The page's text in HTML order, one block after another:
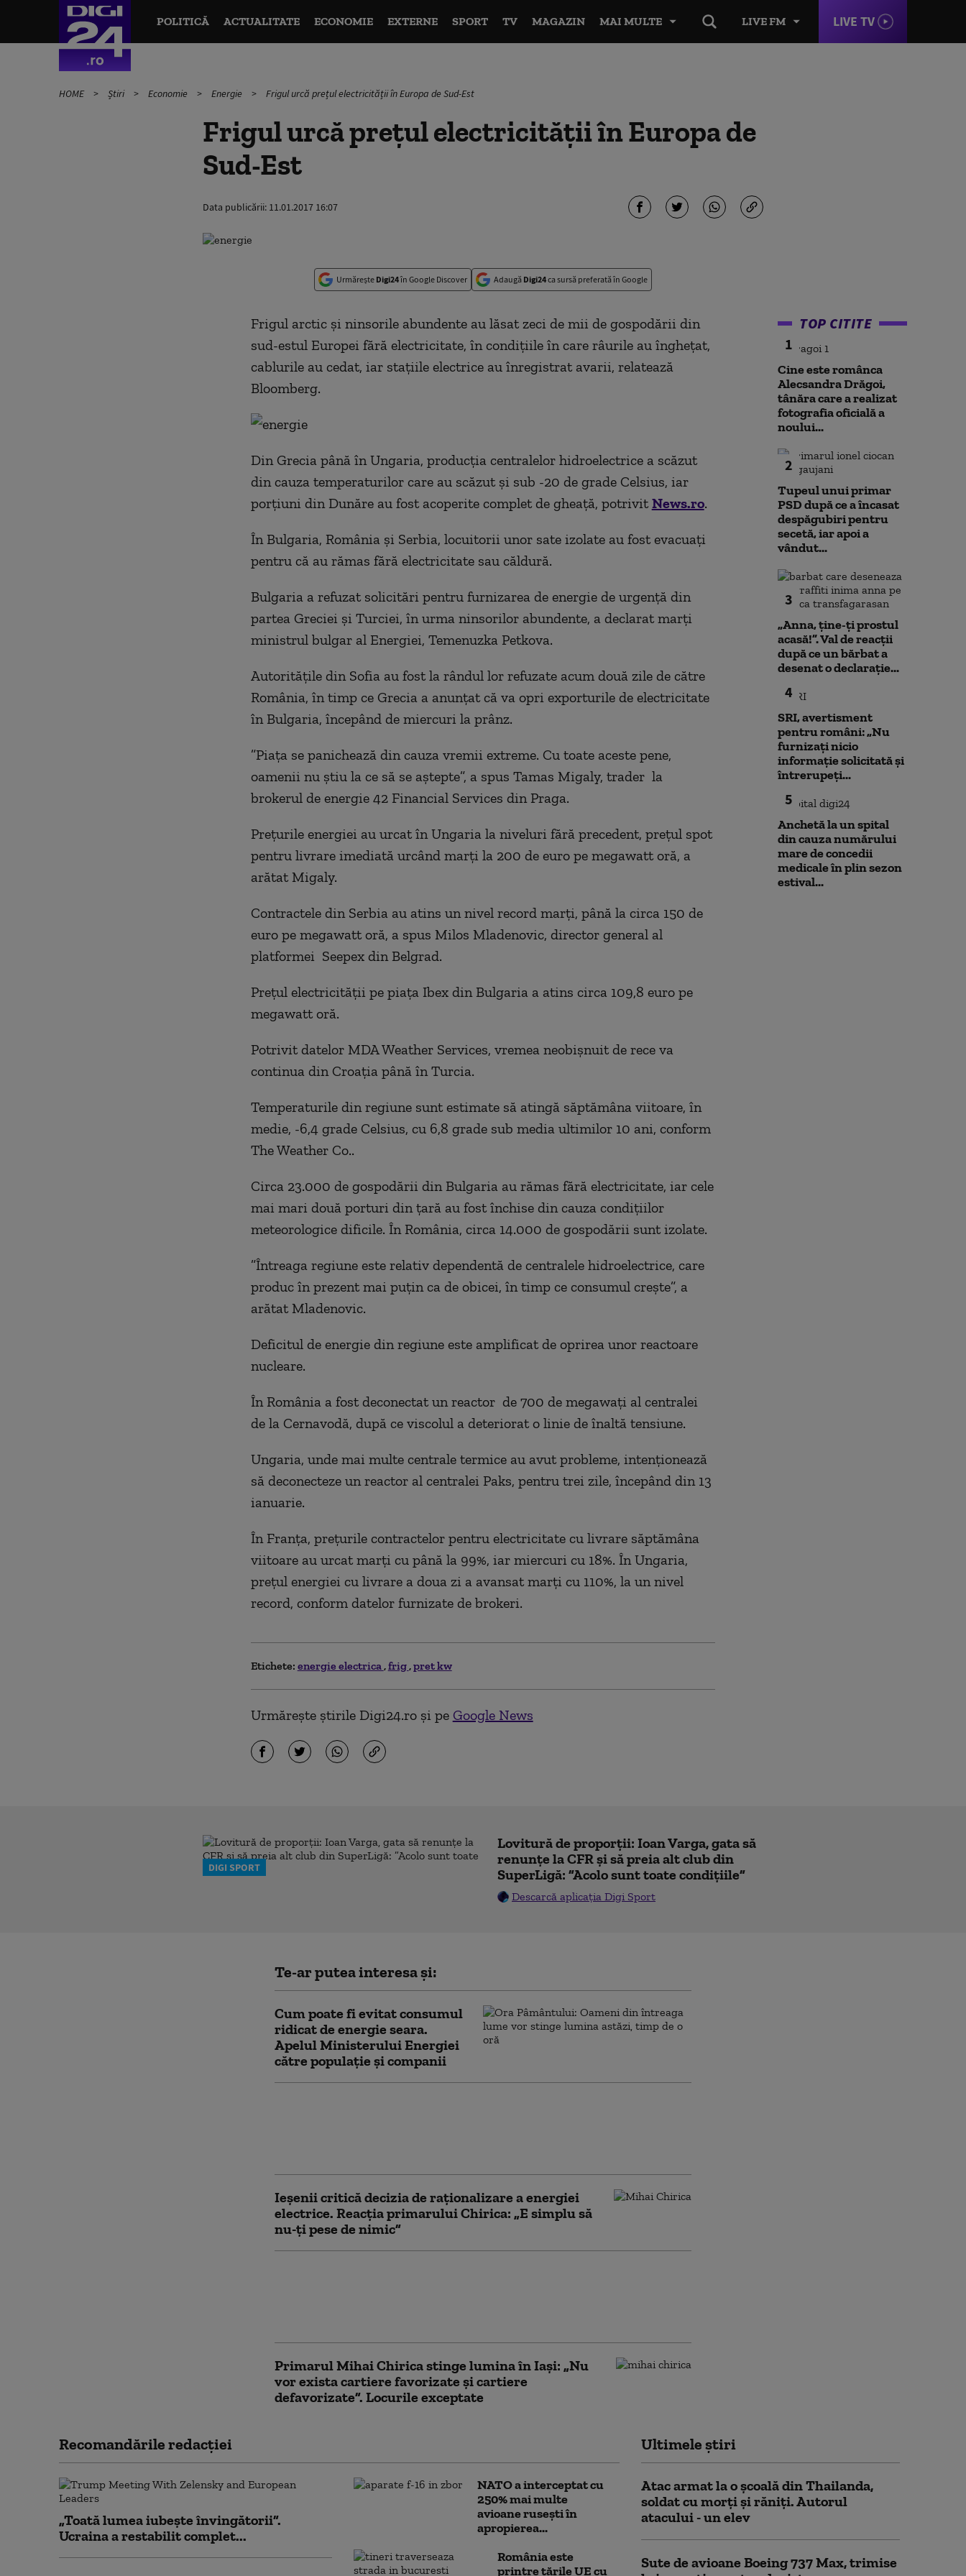
LIVE FM LIVE TV
POLITICĂ ACTUALITATE ECONOMIE EXTERNE SPORT TV MAGAZIN MAI MULTE
HOME Știri Economie Energie Frigul urcă prețul electricității în Europa de Sud-Est
Frigul urcă prețul electricității în Europa de
Sud-Est
Data publicării: 11.01.2017 16:07
Urmărește Digi24în Google Discover Adaugă Digi24ca sursă preferată în Google
Frigul arctic şi ninsorile abundente au lăsat zeci de mii de gospodării din
sud-estul Europei fără electricitate, în condiţiile în care râurile au îngheţat,
cablurile au cedat, iar staţiile electrice au înregistrat avarii, relatează
Bloomberg.
Din Grecia până în Ungaria, producţia centralelor hidroelectrice a scăzut
din cauza temperaturilor care au scăzut şi sub -20 de grade Celsius, iar
porţiuni din Dunăre au fost acoperite complet de gheaţă, potrivit News.ro.
În Bulgaria, România şi Serbia, locuitorii unor sate izolate au fost evacuaţi
pentru că au rămas fără electricitate sau căldură.
Bulgaria a refuzat solicitări pentru furnizarea de energie de urgenţă din
partea Greciei şi Turciei, în urma ninsorilor abundente, a declarat marţi
ministrul bulgar al Energiei, Temenuzka Petkova.
Autorităţile din Sofia au fost la rândul lor refuzate acum două zile de către
România, în timp ce Grecia a anunţat că va opri exporturile de electricitate
în Bulgaria, începând de miercuri la prânz.
”Piaţa se panichează din cauza vremii extreme. Cu toate aceste pene,
oamenii nu ştiu la ce să se aştepte”, a spus Tamas Migaly, trader la
brokerul de energie 42 Financial Services din Praga.
Preţurile energiei au urcat în Ungaria la niveluri fără precedent, preţul spot
pentru livrare imediată urcând marţi la 200 de euro pe megawatt oră, a
arătat Migaly.
Contractele din Serbia au atins un nivel record marţi, până la circa 150 de
euro pe megawatt oră, a spus Milos Mladenovic, director general al
platformei Seepex din Belgrad.
Preţul electricităţii pe piaţa Ibex din Bulgaria a atins circa 109,8 euro pe
megawatt oră.
Potrivit datelor MDA Weather Services, vremea neobişnuit de rece va
continua din Croaţia până în Turcia.
Temperaturile din regiune sunt estimate să atingă săptămâna viitoare, în
medie, -6,4 grade Celsius, cu 6,8 grade sub media ultimilor 10 ani, conform
The Weather Co..
Circa 23.000 de gospodării din Bulgaria au rămas fără electricitate, iar cele
mai mari două porturi din ţară au fost închise din cauza condiţiilor
meteorologice dificile. În România, circa 14.000 de gospodării sunt izolate.
”Întreaga regiune este relativ dependentă de centralele hidroelectrice, care
produc în prezent mai puţin ca de obicei, în timp ce consumul creşte”, a
arătat Mladenovic.
Deficitul de energie din regiune este amplificat de oprirea unor reactoare
nucleare.
În România a fost deconectat un reactor de 700 de megawaţi al centralei
de la Cernavodă, după ce viscolul a deteriorat o linie de înaltă tensiune.
Ungaria, unde mai multe centrale termice au avut probleme, intenţionează
să deconecteze un reactor al centralei Paks, pentru trei zile, începând din 13
ianuarie.
În Franţa, preţurile contractelor pentru electricitate cu livrare săptămâna
viitoare au urcat marţi cu până la 99%, iar miercuri cu 18%. În Ungaria,
preţul energiei cu livrare a doua zi a avansat marţi cu 110%, la un nivel
record, conform datelor furnizate de brokeri.
Etichete: energie electrica frig pret kw
Urmărește știrile Digi24.ro și pe Google News
TOP CITITE
1
Cine este românca
Alecsandra Drăgoi,
tânăra care a realizat
fotografia oficială a
noului...
2
Tupeul unui primar
PSD după ce a încasat
despăgubiri pentru
secetă, iar apoi a
vândut...
3
„Anna, ţine-ţi prostul
acasă!”. Val de reacții
după ce un bărbat a
desenat o declarație...
4
SRI, avertisment
pentru români: „Nu
furnizați nicio
informație solicitată și
întrerupeți...
5
Anchetă la un spital
din cauza numărului
mare de concedii
medicale în plin sezon
estival...
DIGI SPORT
Lovitură de proporții: Ioan Varga, gata să
renunțe la CFR și să preia alt club din
SuperLigă: ”Acolo sunt toate condițiile”
Descarcă aplicația Digi Sport
Te-ar putea interesa și:
Cum poate fi evitat consumul
ridicat de energie seara.
Apelul Ministerului Energiei
către populație și companii
Ieșenii critică decizia de raționalizare a energiei
electrice. Reacția primarului Chirica: „E simplu să
nu-ţi pese de nimic”
Primarul Mihai Chirica stinge lumina în Iași: „Nu
vor exista cartiere favorizate și cartiere
defavorizate”. Locurile exceptate
Recomandările redacţiei
„Toată lumea iubește învingătorii”.
Ucraina a restabilit complet...
NATO a interceptat cu
250% mai multe
avioane rusești în
apropierea...
România este
printre țările UE cu
Ultimele știri
Atac armat la o şcoală din Thailanda,
soldat cu morţi şi răniţi. Autorul
atacului - un elev
Sute de avioane Boeing 737 Max, trimise